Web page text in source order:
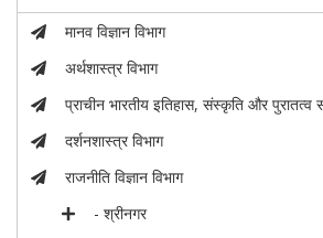
मानव विज्ञान विभाग
अर्थशास्त्र विभाग
प्राचीन भारतीय इतिहास, संस्कृति और पुरातत्व
दर्शनशास्त्र विभाग
राजनीति विज्ञान विभाग
- श्रीनगर